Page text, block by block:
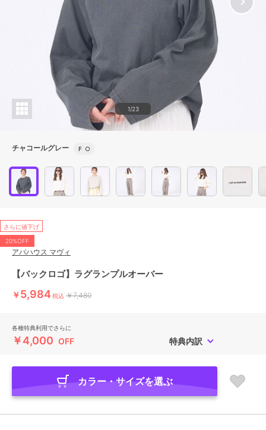
1/23
チャコールグレー F ○
さらに値下げ
20%OFF
アバハウス マヴィ
【バックロゴ】ラグランプルオーバー
￥5,984 税込 ￥7,480
各種特典利用でさらに
￥4,000 OFF 特典内訳
カラー・サイズを選ぶ